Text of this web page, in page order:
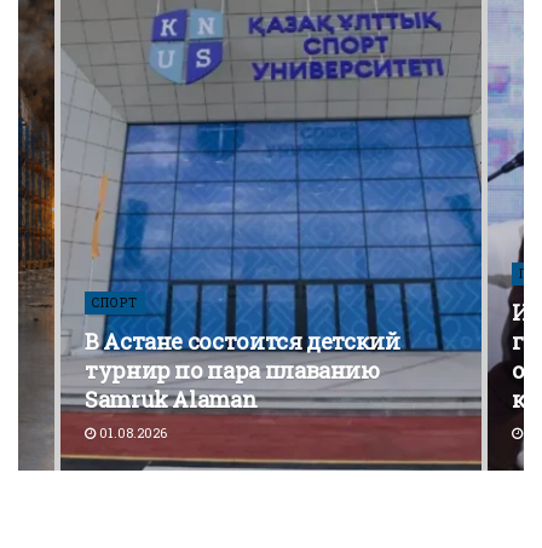
СПОРТ
В Астане состоится детский
турнир по пара плаванию
Samruk Alaman
01.08.2026